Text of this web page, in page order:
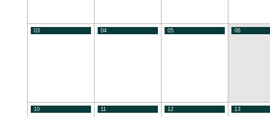
03 04 05 06
10 11 12 13